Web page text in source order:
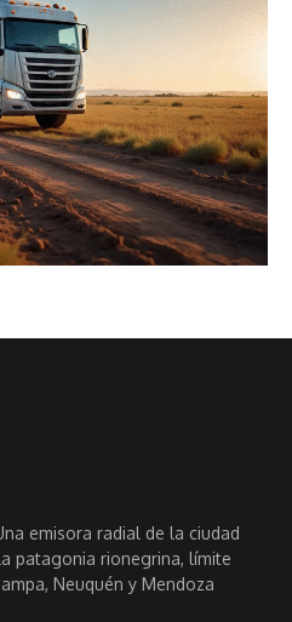
emisora radial de la ciudad
patagonia rionegrina, límite
Neuquén y Mendoza